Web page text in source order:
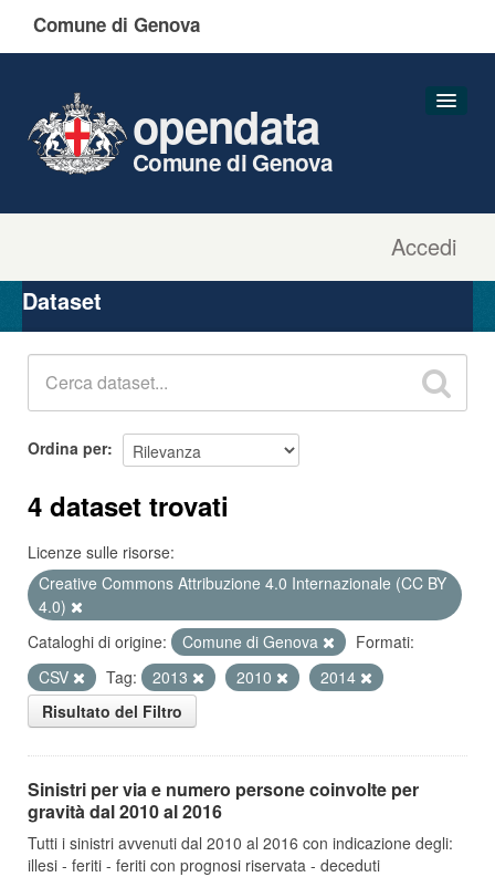
Comune di Genova
Accedi
opendata
Comune di Genova
Organizzazioni
Gruppi
Dataset
Ordina per
4 dataset trovati
Licenze sulle risorse:
Creative Commons Attribuzione 4.0 Internazionale (CC BY
4.0)
Cataloghi di origine:
Comune di Genova
Formati:
CSV
Tag: 2013 2010
2014
Risultato del Filtro
Sinistri per via e numero persone coinvolte per
gravità dal 2010 al 2016
Tutti i sinistri avvenuti dal 2010 al 2016 con indicazione degli:
illesi - feriti - feriti con prognosi riservata - deceduti